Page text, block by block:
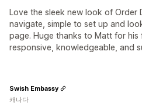
Love the sleek new look of Order
navigate, simple to set up and
page. Huge thanks to Matt for
responsive, knowledgeable, and
Swish Embassy
캐나다